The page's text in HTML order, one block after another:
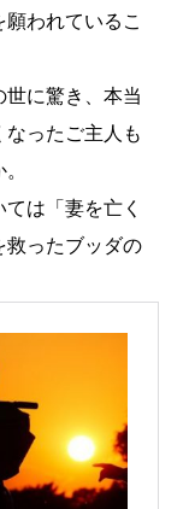
われているこ
に驚き、本当
ったご主人も
は「妻を亡く
救ったブッダの